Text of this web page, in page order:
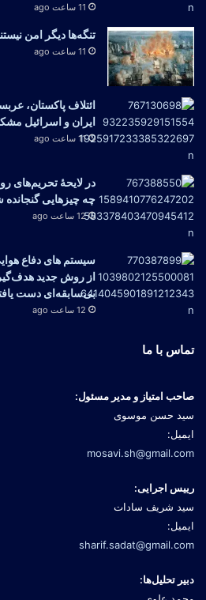
11 ساعت ago
تنگه‌ها دیگر امن
11 ساعت ago
ائتلاف پاکستان،
ایران و اسرائیل
11 ساعت ago
در لایحهٔ تحریم‌های
چه چیزهایی
12 ساعت ago
از روش جدید
بی‌سابقه‌ای دست
12 ساعت ago
تماس با ما
صاحب امتیاز و مدیر مسئول:
سید حسن موسوی
ایمیل:
mosavi.sh@gmail.com
رییس اجرایی:
سید شریف سادات
ایمیل:
sharif.sadat@gmail.com
دبیر تحلیل‌ها: